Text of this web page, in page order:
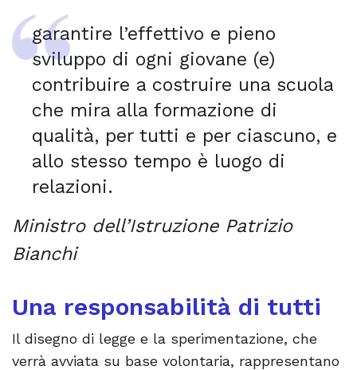
garantire l’effettivo e pieno
sviluppo di ogni giovane (e)
contribuire a costruire una scuola
che mira alla formazione di
qualità, per tutti e per ciascuno, e
allo stesso tempo è luogo di
relazioni.
Ministro dell’Istruzione Patrizio
Bianchi
Una responsabilità di tutti
Il disegno di legge e la sperimentazione, che
verrà avviata su base volontaria, rappresentano